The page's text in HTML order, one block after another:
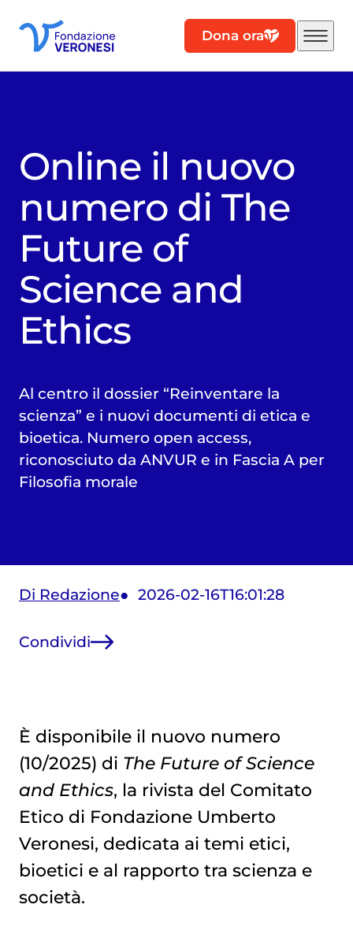
Dona ora
Online il nuovo
numero di The
Future of
Science and
Ethics
Al centro il dossier “Reinventare la
scienza” e i nuovi documenti di etica e
bioetica. Numero open access,
riconosciuto da ANVUR e in Fascia A per
Filosofia morale
Di Redazione 2026-02-16T16:01:28
Condividi
È disponibile il nuovo numero
(10/2025) di The Future of Science
and Ethics, la rivista del Comitato
Etico di Fondazione Umberto
Veronesi, dedicata ai temi etici,
bioetici e al rapporto tra scienza e
società.